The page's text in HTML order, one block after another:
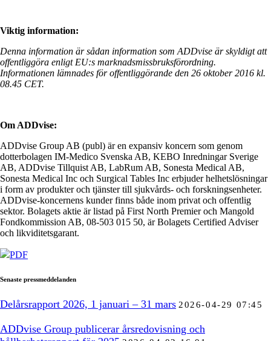
Viktig information:
Denna information är sådan information som ADDvise är skyldigt att
offentliggöra enligt EU:s marknadsmissbruksförordning.
Informationen lämnades för offentliggörande den 26 oktober 2016 kl.
08.45 CET.
Om ADDvise:
ADDvise Group AB (publ) är en expansiv koncern som genom
dotterbolagen IM-Medico Svenska AB, KEBO Inredningar Sverige
AB, ADDvise Tillquist AB, LabRum AB, Sonesta Medical AB,
Sonesta Medical Inc och Surgical Tables Inc erbjuder helhetslösningar
i form av produkter och tjänster till sjukvårds- och forskningsenheter.
ADDvise-koncernens kunder finns både inom privat och offentlig
sektor. Bolagets aktie är listad på First North Premier och Mangold
Fondkommission AB, 08-503 015 50, är Bolagets Certified Adviser
och likviditetsgarant.
PDF
Senaste pressmeddelanden
Delårsrapport 2026, 1 januari – 31 mars 2026-04-29 07:45
ADDvise Group publicerar årsredovisning och